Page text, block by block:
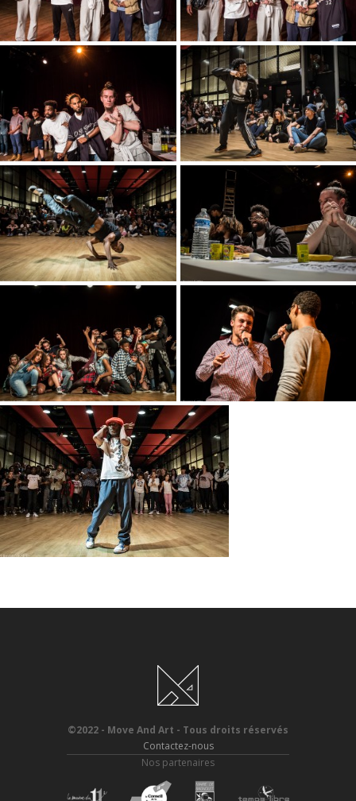
©2022 - Move And Art - Tous droits réservés
Contactez-nous
Nos partenaires